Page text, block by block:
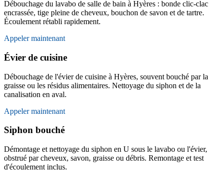
Débouchage du lavabo de salle de bain à Hyères : bonde clic-clac
encrassée, tige pleine de cheveux, bouchon de savon et de tartre.
Écoulement rétabli rapidement.
Appeler maintenant
Évier de cuisine
Débouchage de l'évier de cuisine à Hyères, souvent bouché par la
graisse ou les résidus alimentaires. Nettoyage du siphon et de la
canalisation en aval.
Appeler maintenant
Siphon bouché
Démontage et nettoyage du siphon en U sous le lavabo ou l'évier,
obstrué par cheveux, savon, graisse ou débris. Remontage et test
d'écoulement inclus.